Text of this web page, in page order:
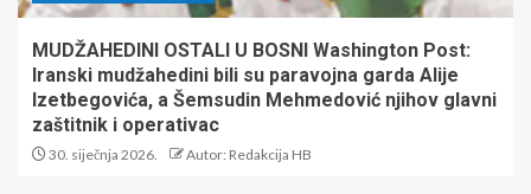
MUDŽAHEDINI OSTALI U BOSNI Washington Post:
Iranski mudžahedini bili su paravojna garda Alije
Izetbegovića, a Šemsudin Mehmedović njihov glavni
zaštitnik i operativac
30. siječnja 2026. Autor: Redakcija HB